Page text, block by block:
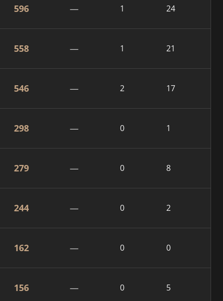
596 — 1 24
558 — 1 21
546 — 2 17
298 — 0 1
279 — 0 8
244 — 0 2
162 — 0 0
156 — 0 5